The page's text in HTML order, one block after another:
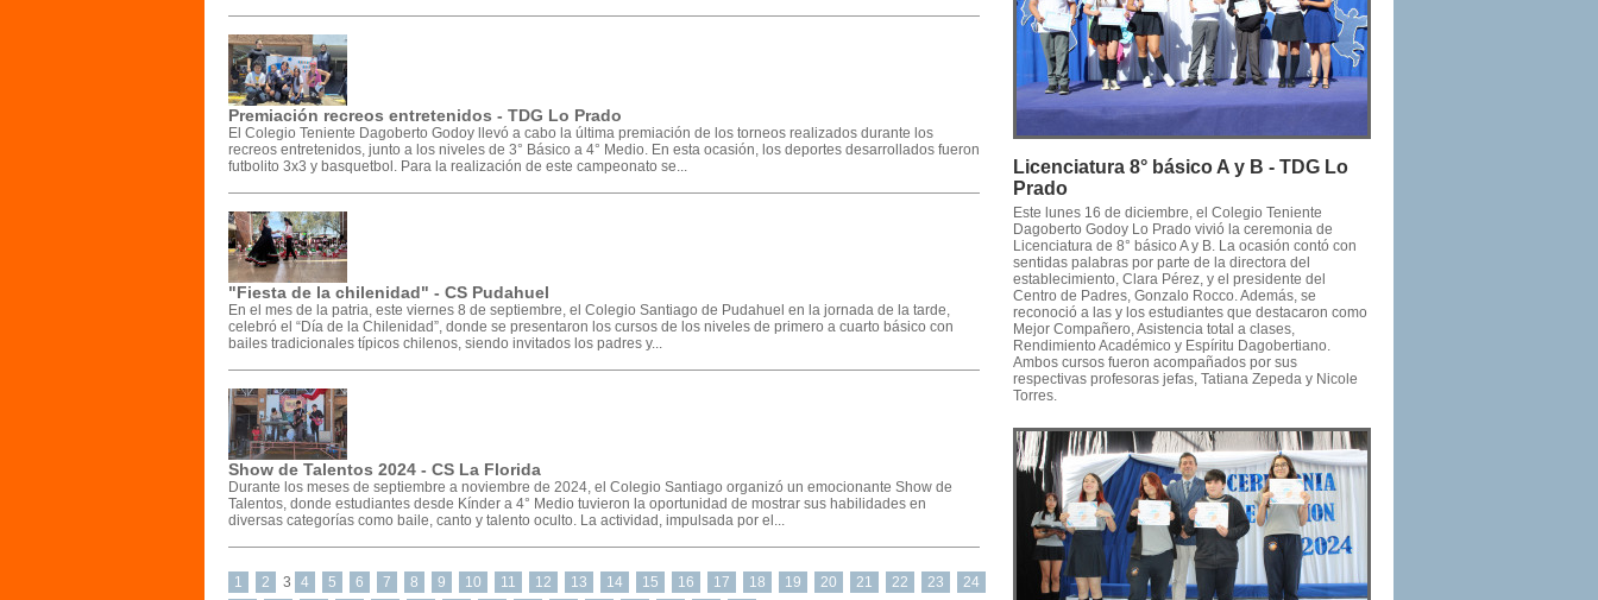
Premiación recreos entretenidos - TDG Lo Prado
El Colegio Teniente Dagoberto Godoy llevó a cabo la última premiación de los torneos realizados durante los
recreos entretenidos, junto a los niveles de 3° Básico a 4° Medio. En esta ocasión, los deportes desarrollados fueron
futbolito 3x3 y basquetbol. Para la realización de este campeonato se...
"Fiesta de la chilenidad" - CS Pudahuel
En el mes de la patria, este viernes 8 de septiembre, el Colegio Santiago de Pudahuel en la jornada de la tarde,
celebró el “Día de la Chilenidad”, donde se presentaron los cursos de los niveles de primero a cuarto básico con
bailes tradicionales típicos chilenos, siendo invitados los padres y...
Show de Talentos 2024 - CS La Florida
Durante los meses de septiembre a noviembre de 2024, el Colegio Santiago organizó un emocionante Show de
Talentos, donde estudiantes desde Kínder a 4° Medio tuvieron la oportunidad de mostrar sus habilidades en
diversas categorías como baile, canto y talento oculto. La actividad, impulsada por el...
1 2 3 4 5 6 7 8 9 10 11 12 13 14 15 16 17 18 19 20 21 22 23
24
Licenciatura 8° básico A y B - TDG Lo
Prado
Este lunes 16 de diciembre, el Colegio Teniente
Dagoberto Godoy Lo Prado vivió la ceremonia de
Licenciatura de 8° básico A y B. La ocasión contó con
sentidas palabras por parte de la directora del
establecimiento, Clara Pérez, y el presidente del
Centro de Padres, Gonzalo Rocco. Además, se
reconoció a las y los estudiantes que destacaron como
Mejor Compañero, Asistencia total a clases,
Rendimiento Académico y Espíritu Dagobertiano.
Ambos cursos fueron acompañados por sus
respectivas profesoras jefas, Tatiana Zepeda y Nicole
Torres.